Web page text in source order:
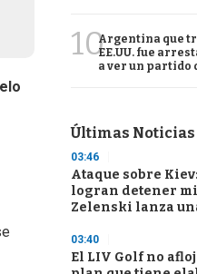
10Argentina que
EE.UU. fue
a ver un partido
Últimas Noticias
03:46
Ataque sobre
logran detener
Zelenski lanza
03:40
El LIV Golf no